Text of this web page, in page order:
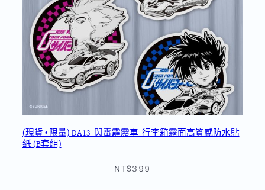
(現貨 • 限量) DA13_閃電霹靂車_行李箱霧面高質感防水貼
紙 (B套組)
NT$399